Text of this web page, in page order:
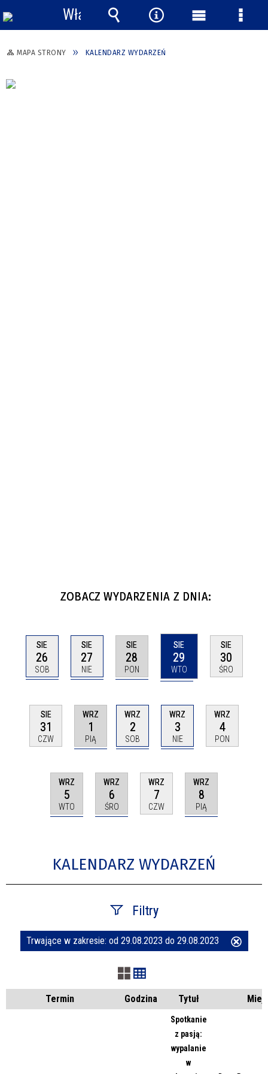
MAPA STRONY KALENDARZ WYDARZEŃ
ZOBACZ WYDARZENIA Z DNIA:
SIE
26
SOB
SIE
27
NIE
SIE
28
PON
SIE
29
WTO
SIE
30
ŚRO
SIE
31
CZW
WRZ
1
PIĄ
WRZ
2
SOB
WRZ
3
NIE
WRZ
4
PON
WRZ
5
WTO
WRZ
6
ŚRO
WRZ
7
CZW
WRZ
8
PIĄ
KALENDARZ WYDARZEŃ
Filtry
Szukana fraza
Kategoria
Trwające w zakresie: od 29.08.2023 do 29.08.2023
Termin Godzina Tytuł
Spotkanie
z pasją:
wypalanie
w
Włącz
powiadomienia
Wyszukiwarka
Narzędzia
Menu Menu